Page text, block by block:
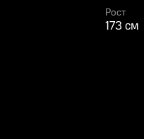
Рост
173 см